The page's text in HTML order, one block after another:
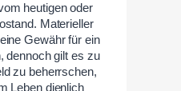
heutigen oder
Materieller
Gewähr für ein
dennoch gilt es zu
zu beherrschen,
Leben dienlich